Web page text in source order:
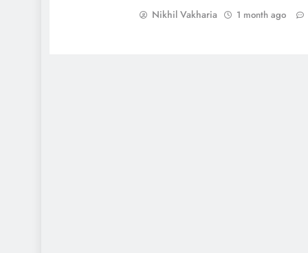
Nikhil Vakharia 1 month ago